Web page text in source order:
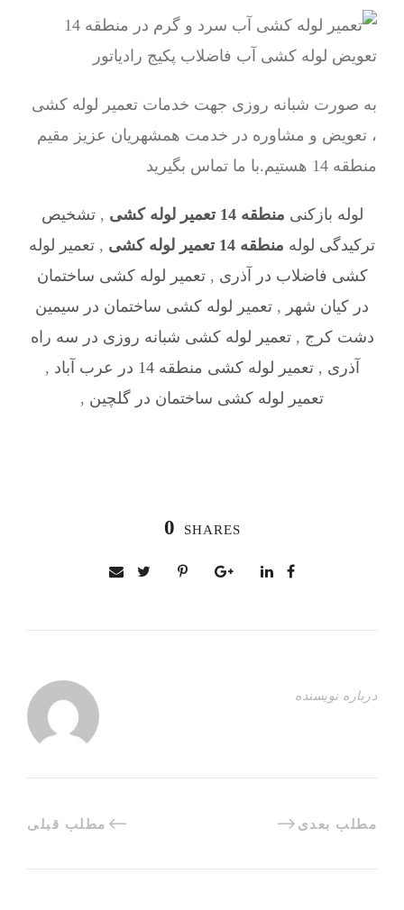
به صورت شبانه روزی جهت خدمات تعمیر لوله کشی
، تعویض و مشاوره در خدمت همشهریان عزیز مقیم
منطقه 14 هستیم.با ما تماس بگیرید
لوله بازکنی منطقه 14 تعمیر لوله کشی ,تشخیص
ترکیدگی لوله منطقه 14 تعمیر لوله کشی , تعمیر لوله
کشی فاضلاب در آذری ,تعمیر لوله کشی ساختمان
در کیان شهر , تعمیر لوله کشی ساختمان در سیمین
دشت کرج ,تعمیر لوله کشی شبانه روزی در سه راه
آذری ,تعمیر لوله کشی منطقه 14 در عرب‌ آباد
,
تعمیر لوله کشی ساختمان در گلچین ,
0 SHARES
درباره نویسنده
مطلب قبلی مطلب بعدی